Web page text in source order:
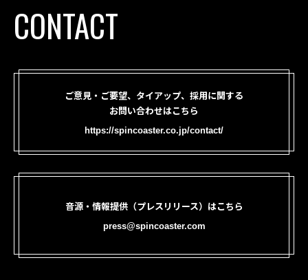
CONTACT
ご意見・ご要望、タイアップ、採用に関する
お問い合わせはこちら
https://spincoaster.co.jp/contact/
音源・情報提供（プレスリリース）はこちら
press@spincoaster.com